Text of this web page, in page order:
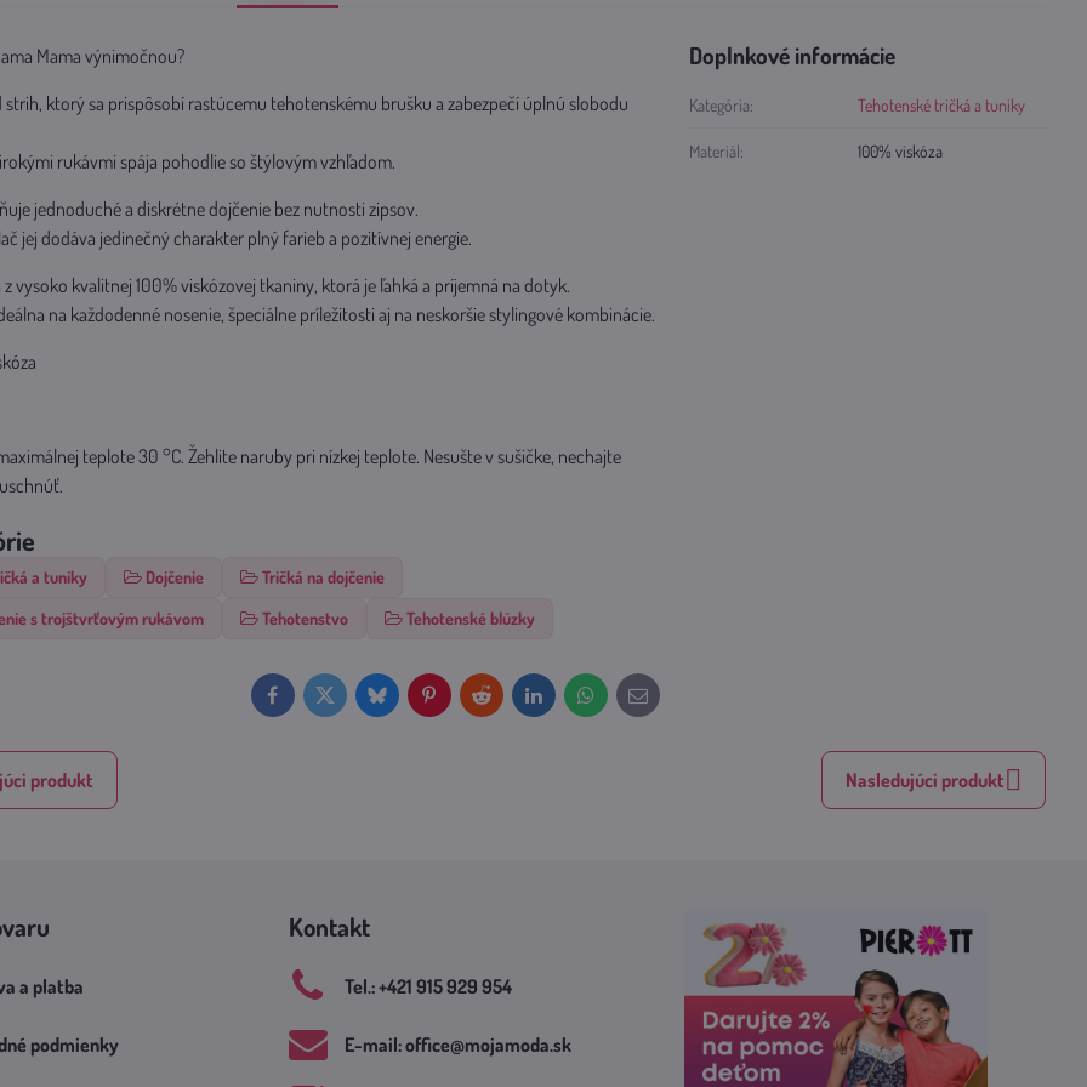
Mama výnimočnou?
strih, ktorý sa prispôsobí rastúcemu tehotenskému brušku a zabezpečí úplnú slobodu
rukávmi spája pohodlie so štýlovým vzhľadom.
jednoduché a diskrétne dojčenie bez nutnosti zipsov.
jej dodáva jedinečný charakter plný farieb a pozitívnej energie.
vysoko kvalitnej 100% viskózovej tkaniny, ktorá je ľahká a príjemná na dotyk.
na každodenné nosenie, špeciálne príležitosti aj na neskoršie stylingové kombinácie.
teplote 30 °C. Žehlite naruby pri nízkej teplote. Nesušte v sušičke, nechajte
a tuniky Dojčenie
Tričká na dojčenie
s trojštvrťovým rukávom
Tehotenstvo Tehotenské blúzky
Doplnkové informácie
Kategória: Tehotenské tričká a tuniky
Materiál: 100% viskóza
FacebookTwitterBlueskyPinterestReddit LinkedInWhatsApp
E-
mail
produkt Nasledujúci produkt
a platba
podmienky
Kontakt
Tel​.: +421 915 929 954
E-mail: office​@mojamoda​.sk